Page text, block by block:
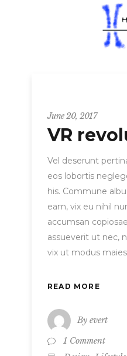
June 20, 2017
VR
Vel deserunt
eos lobortis
his. Commune
eam, vix eu nihil
accumsan
assueverit ut nec,
vix ut modus
READ MORE
By evert
1 Comment